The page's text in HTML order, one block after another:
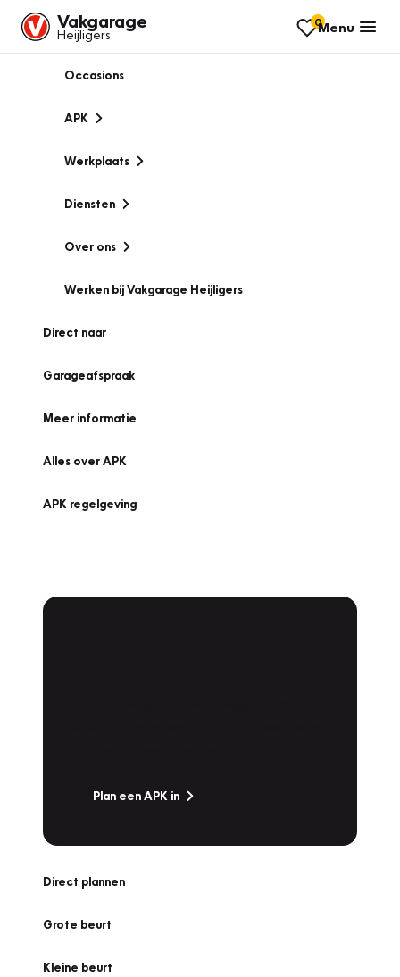
Vakgarage
Heijligers
0Menu
Occasions
APK
Werkplaats
Diensten
Over ons
Werken bij Vakgarage Heijligers
Direct naar
Garageafspraak
Meer informatie
Alles over APK
APK regelgeving
Plan een APK in
Direct plannen
Grote beurt
Kleine beurt